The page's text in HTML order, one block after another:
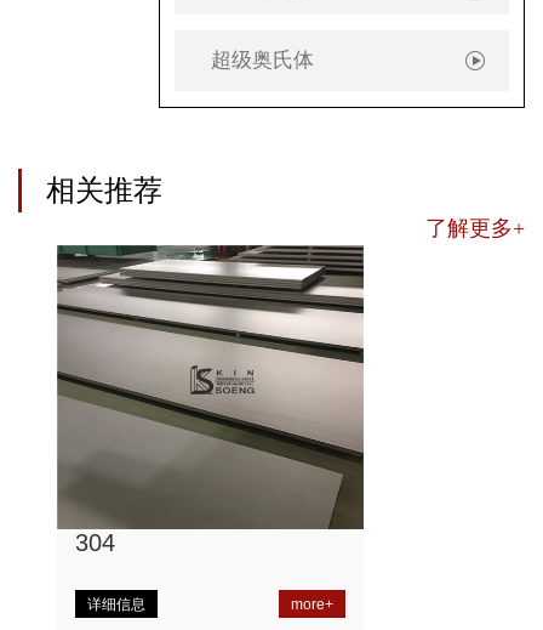
超级奥氏体
相关推荐
了解更多+
304
详细信息 more+